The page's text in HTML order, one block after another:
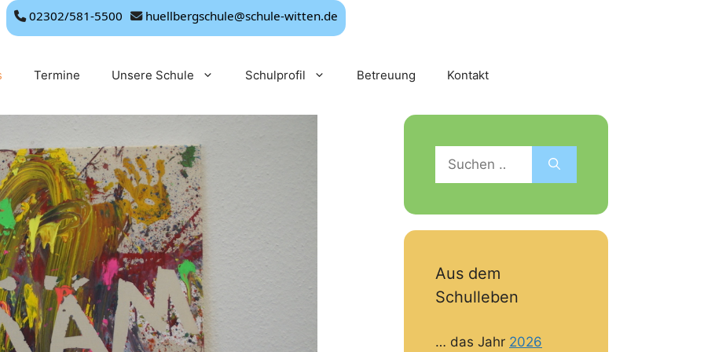
02302/581-5500 huellbergschule@schule-witten.de
Termine Unsere Schule Schulprofil Betreuung Kontakt
nach:
Aus dem
Schulleben
… das Jahr 2026